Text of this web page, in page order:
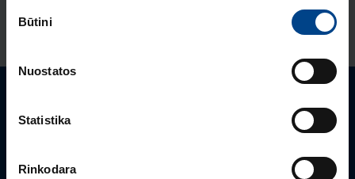
pasirinkimas
Būtini
Nuostatos
Statistika
Rinkodara